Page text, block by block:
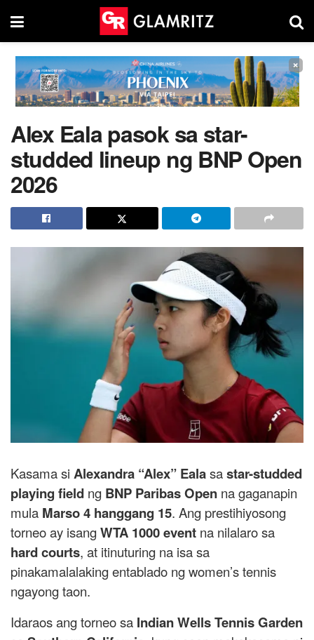
×
Alex Eala pasok sa star-
studded lineup ng BNP Open
2026
Kasama si Alexandra “Alex” Ealasastar-studded
playing field ng BNP Paribas Open na gaganapin
mula Marso 4 hanggang 15. Ang prestihiyosong
torneo ay isangWTA 1000 event na nilalaro sa
hard courts, at itinuturing na isa sa
pinakamalalaking entablado ng women’s tennis
ngayong taon.
Idaraos ang torneo sa Indian Wells Tennis Garden